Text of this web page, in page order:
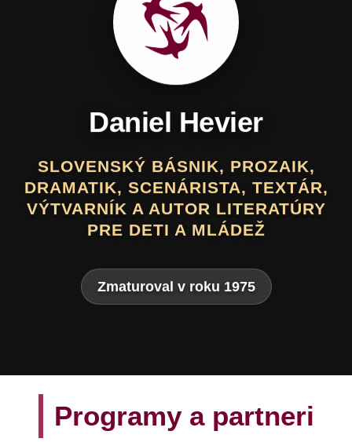
Daniel Hevier
SLOVENSKÝ BÁSNIK, PROZAIK,
DRAMATIK, SCENÁRISTA, TEXTÁR,
VÝTVARNÍK A AUTOR LITERATÚRY
PRE DETI A MLÁDEŽ
Zmaturoval v roku 1975
Programy a partneri